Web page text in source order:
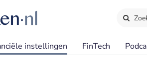
instellingen FinTech